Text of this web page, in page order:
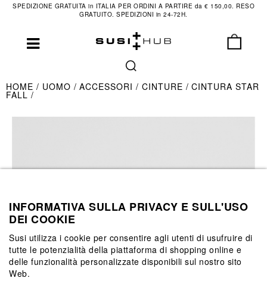
SPEDIZIONE GRATUITA in ITALIA PER ORDINI A PARTIRE da € 150,00. RESO
GRATUITO. SPEDIZIONI in 24-72H.
HOME UOMO ACCESSORI CINTURE CINTURA STAR
FALL
INFORMATIVA SULLA PRIVACY E SULL'USO
DEI COOKIE
Susi utilizza i cookie per consentire agli utenti di usufruire di
tutte le potenzialità della piattaforma di shopping online e
delle funzionalità personalizzate disponibili sul nostro sito
Web.